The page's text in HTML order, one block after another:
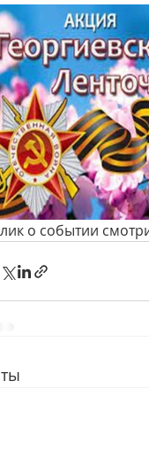
о событии